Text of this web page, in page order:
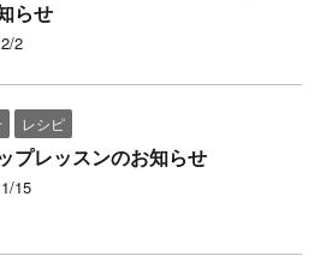
らせ
2
レシピ
プレッスンのお知らせ
15